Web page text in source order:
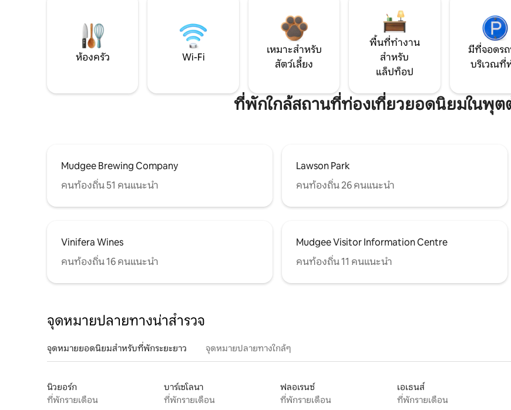
ห้องครัว Wi-Fi
เหมาะสำหรับ
สัตว์เลี้ยง
พื้นที่ทำงาน
สำหรับ
แล็ปท็อป
มีที่จอดร
บริเวณที่
ที่พักใกล้สถานที่ท่องเที่ยวยอดนิยมในพุต
Mudgee Brewing Company
คนท้องถิ่น 51 คนแนะนำ
Lawson Park
คนท้องถิ่น 26 คนแนะนำ
Vinifera Wines
คนท้องถิ่น 16 คนแนะนำ
Mudgee Visitor Information Centre
คนท้องถิ่น 11 คนแนะนำ
จุดหมายปลายทางน่าสำรวจ
จุดหมายยอดนิยมสำหรับที่พักระยะยาว จุดหมายปลายทางใกล้ๆ
นิวยอร์ก
ที่พักรายเดือน
บาร์เซโลนา
ที่พักรายเดือน
ฟลอเรนซ์
ที่พักรายเดือน
เอเธนส์
ที่พักรายเดือน